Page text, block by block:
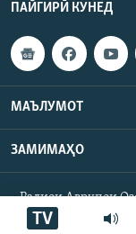
TV
ПАЙГИРӢ КУНЕД
МАЪЛУМОТ
ЗАМИМАҲО
Радиои Аврупои
Ҳамаи ҳуқуқ